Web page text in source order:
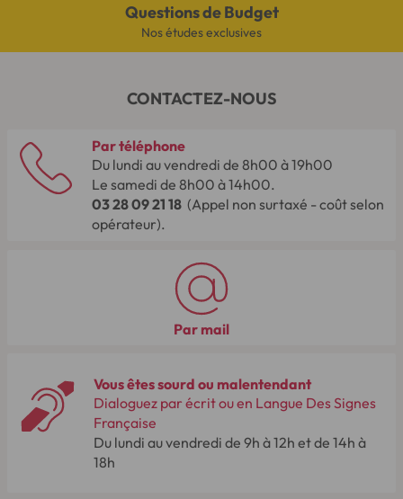
Questions de Budget
Nos études exclusives
CONTACTEZ-NOUS
Par téléphone
Du lundi au vendredi de 8h00 à 19h00
Le samedi de 8h00 à 14h00.
03 28 09 21 18 (Appel non surtaxé - coût selon
opérateur).
Par mail
Vous êtes sourd ou malentendant
Dialoguez par écrit ou en Langue Des Signes
Française
Du lundi au vendredi de 9h à 12h et de 14h à
18h